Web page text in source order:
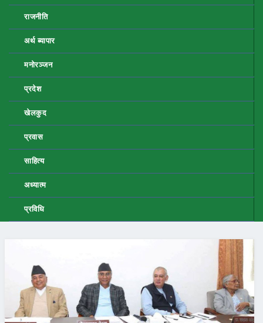
राजनीति
अर्थ ब्यापार
मनोरञ्जन
प्रदेश
खेलकुद
प्रवास
साहित्य
अध्यात्म
प्रविधि